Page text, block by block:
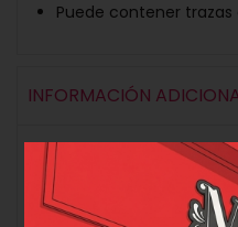
Puede contener
INFORMACIÓN
Tamaño